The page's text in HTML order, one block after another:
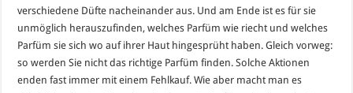
verschiedene Düfte nacheinander aus. Und am Ende ist es für sie
unmöglich herauszufinden, welches Parfüm wie riecht und welches
Parfüm sie sich wo auf ihrer Haut hingesprüht haben. Gleich vorweg:
so werden Sie nicht das richtige Parfüm finden. Solche Aktionen
enden fast immer mit einem Fehlkauf. Wie aber macht man es